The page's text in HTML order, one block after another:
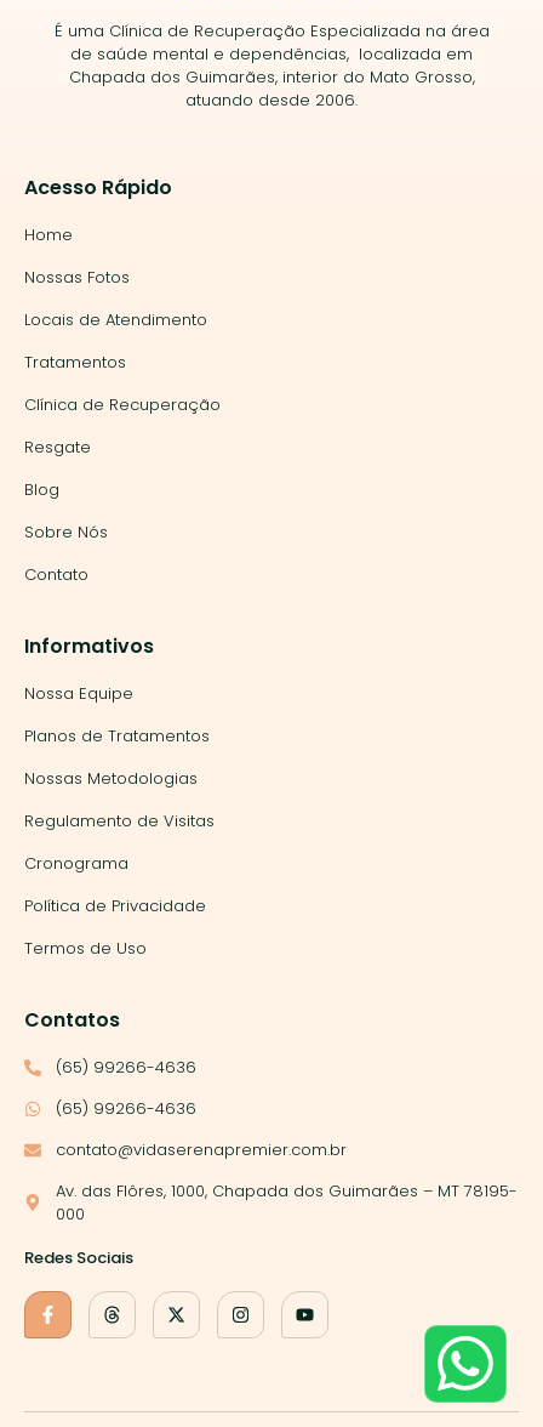
É uma Clínica de Recuperação Especializada na área
de saúde mental e dependências, localizada em
Chapada dos Guimarães, interior do Mato Grosso,
atuando desde 2006.
Acesso Rápido
Home
Nossas Fotos
Locais de Atendimento
Tratamentos
Clínica de Recuperação
Resgate
Blog
Sobre Nós
Contato
Informativos
Nossa Equipe
Planos de Tratamentos
Nossas Metodologias
Regulamento de Visitas
Cronograma
Política de Privacidade
Termos de Uso
Contatos
(65) 99266-4636
(65) 99266-4636
contato@vidaserenapremier.com.br
Av. das Flôres, 1000, Chapada dos Guimarães – MT 78195-
000
Redes Sociais
Nós utilizamos cookies para garantir que você tenha a melhor
experiência em nosso site. Se você continua a usar este site,